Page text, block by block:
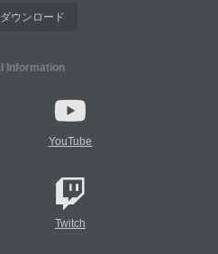
ウンロード
Information
YouTube
Twitch